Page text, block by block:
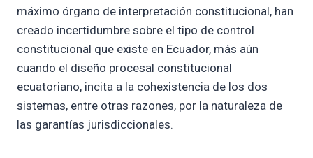
máximo órgano de interpretación constitucional, han
creado incertidumbre sobre el tipo de control
constitucional que existe en Ecuador, más aún
cuando el diseño procesal constitucional
ecuatoriano, incita a la cohexistencia de los dos
sistemas, entre otras razones, por la naturaleza de
las garantías jurisdiccionales.